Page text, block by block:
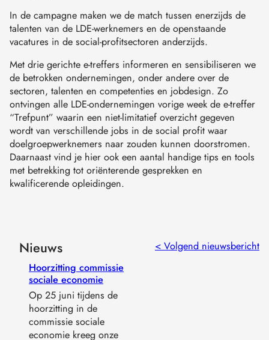
In de campagne maken we de match tussen enerzijds de
talenten van de LDE-werknemers en de openstaande
vacatures in de social-profitsectoren anderzijds.
Met drie gerichte e-treffers informeren en sensibiliseren we
de betrokken ondernemingen, onder andere over de
sectoren, talenten en competenties en jobdesign. Zo
ontvingen alle LDE-ondernemingen vorige week de e-treffer
“Trefpunt” waarin een niet-limitatief overzicht gegeven
wordt van verschillende jobs in de social profit waar
doelgroepwerknemers naar zouden kunnen doorstromen.
Daarnaast vind je hier ook een aantal handige tips en tools
met betrekking tot oriënterende gesprekken en
kwalificerende opleidingen.
Nieuws
Hoorzitting commissie
sociale economie
Op 25 juni tijdens de
hoorzitting in de
commissie sociale
economie kreeg onze
< Volgend nieuwsbericht